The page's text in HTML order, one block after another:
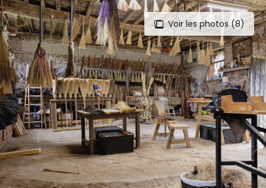
Aller
au
contenu
principal
Voir les photos (8)